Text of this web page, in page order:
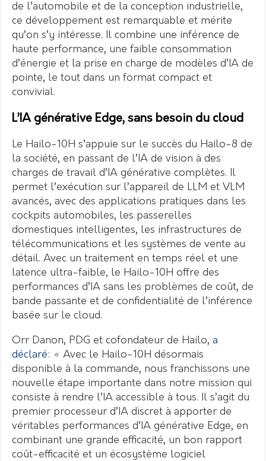
de l’automobile et de la conception industrielle,
ce développement est remarquable et mérite
qu’on s’y intéresse. Il combine une inférence de
haute performance, une faible consommation
d’énergie et la prise en charge de modèles d’IA de
pointe, le tout dans un format compact et
convivial.
L’IA générative Edge, sans besoin du cloud
Le Hailo-10H s’appuie sur le succès du Hailo-8 de
la société, en passant de l’IA de vision à des
charges de travail d’IA générative complètes. Il
permet l’exécution sur l’appareil de LLM et VLM
avancés, avec des applications pratiques dans les
cockpits automobiles, les passerelles
domestiques intelligentes, les infrastructures de
télécommunications et les systèmes de vente au
détail. Avec un traitement en temps réel et une
latence ultra-faible, le Hailo-10H offre des
performances d’IA sans les problèmes de coût, de
bande passante et de confidentialité de l’inférence
basée sur le cloud.
Orr Danon, PDG et cofondateur de Hailo, a
déclaré: « Avec le Hailo-10H désormais
disponible à la commande, nous franchissons une
nouvelle étape importante dans notre mission qui
consiste à rendre l’IA accessible à tous. Il s’agit du
premier processeur d’IA discret à apporter de
véritables performances d’IA générative Edge, en
combinant une grande efficacité, un bon rapport
coût-efficacité et un écosystème logiciel